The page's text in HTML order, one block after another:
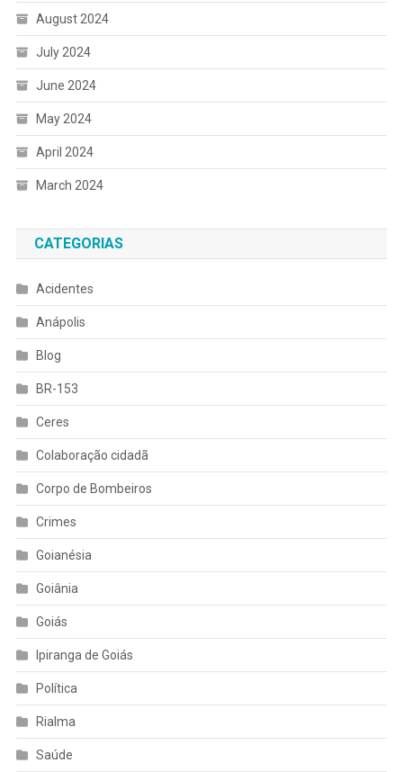
August 2024
July 2024
June 2024
May 2024
April 2024
March 2024
CATEGORIAS
Acidentes
Anápolis
Blog
BR-153
Ceres
Colaboração cidadã
Corpo de Bombeiros
Crimes
Goianésia
Goiânia
Goiás
Ipiranga de Goiás
Política
Rialma
Saúde